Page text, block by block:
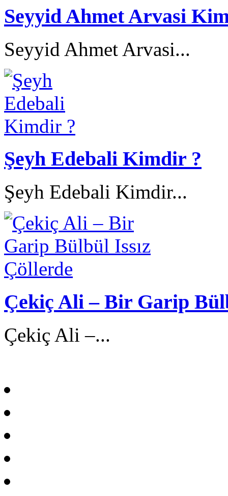
Seyyid Ahmet Arvasi
Seyyid Ahmet Arvasi...
Şeyh Edebali Kimdir ?
Şeyh Edebali Kimdir...
Çekiç Ali – Bir Garip
Çekiç Ali –...